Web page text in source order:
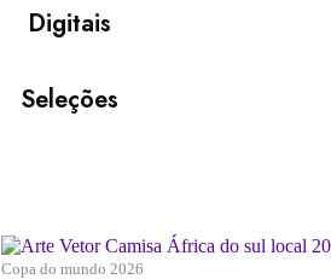
Digitais
Seleções
Copa do mundo 2026